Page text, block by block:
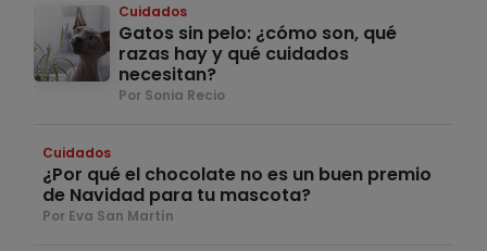
Cuidados
Gatos sin pelo: ¿cómo son, qué
razas hay y qué cuidados
necesitan?
Por Sonia Recio
Cuidados
¿Por qué el chocolate no es un buen premio
de Navidad para tu mascota?
Por Eva San Martín